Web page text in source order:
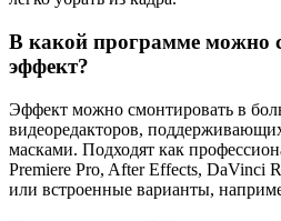
В какой программе можно
эффект?
Эффект можно смонтировать в
видеоредакторов,
масками. Подходят как
Premiere Pro, After Effects, DaVinci
или встроенные варианты,